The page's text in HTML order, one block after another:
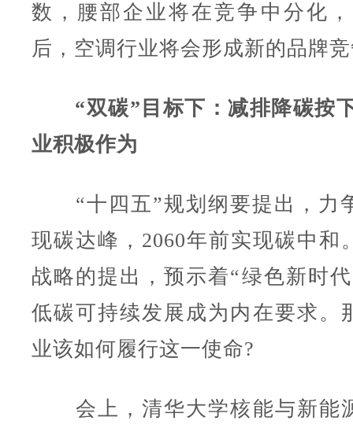
数，腰部企业将在竞争中分化
后，空调行业将会形成新的品牌
“双碳”目标下：减排降碳按
业积极作为
“十四五”规划纲要提出，力
现碳达峰，2060年前实现碳中和
战略的提出，预示着“绿色新时
低碳可持续发展成为内在要求。
业该如何履行这一使命?
会上，清华大学核能与新能